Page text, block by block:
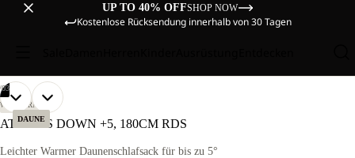
UP TO 40% OFFSHOP NOW
Kostenlose Rücksendung innerhalb von 30 Tagen
DAUNE
03
BILD
IM
ÖFFNEN
BILD
IM
ÖFFNEN
BILD
IM
ÖFFNEN
WANDERN
ATHMOS DOWN +5, 180CM RDS
Leichter Warmer Daunenschlafsack für bis zu 5°